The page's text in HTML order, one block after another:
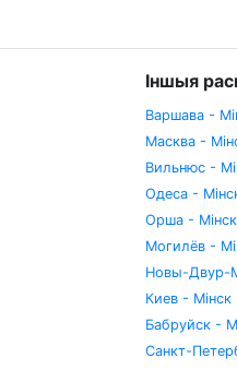
Іншыя
Варшава -
Масква -
Вильнюс -
Одеса -
Орша - Мінск
Могилёв -
Новы-Двур-
Киев - Мінск
Бабруйск -
Санкт-